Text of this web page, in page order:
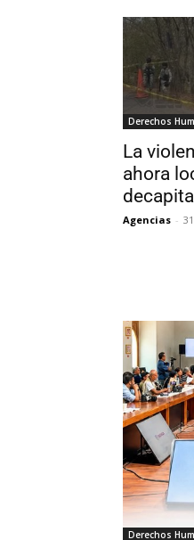
Derechos
La
ahora
Agencias -
Derechos